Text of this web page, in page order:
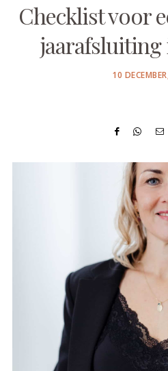
Checklist voor
jaarafsluiting
POSTED
10